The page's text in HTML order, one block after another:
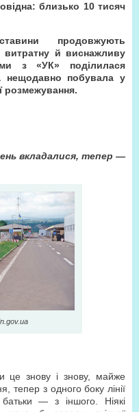
близько 10 тисяч
продовжують
й виснажливу
з «УК» поділилася
нещодавно побувала у
розмежування.
вкладалися, тепер —
це знову і знову, майже
тепер з одного боку лінії
— з іншого. Ніякі